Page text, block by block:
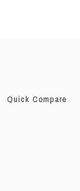
Quick Compare